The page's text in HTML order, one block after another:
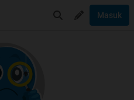
Masuk